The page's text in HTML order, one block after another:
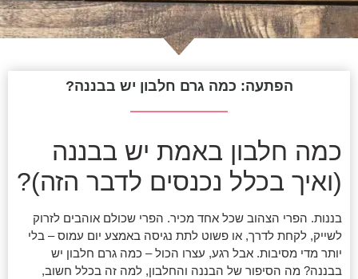
הפתעה: כמה גרם חלבון יש בבננה?
כמה חלבון באמת יש בבננה
(ואיך בכלל נכנסים לדבר הזה)?
בננות. הפרי הצהוב שכל אחד מכיר. הפרי שכולם אוהבים לזרוק
לשייק, לקחת לדרך, או פשוט לתת נגיסה באמצע יום עמוס – בלי
יותר מדי מסיבות. אבל רגע, עצרו הכול – כמה גרם חלבון יש
בבננה? מה הסיפור של הבננה והחלבון, למה זה בכלל חשוב,